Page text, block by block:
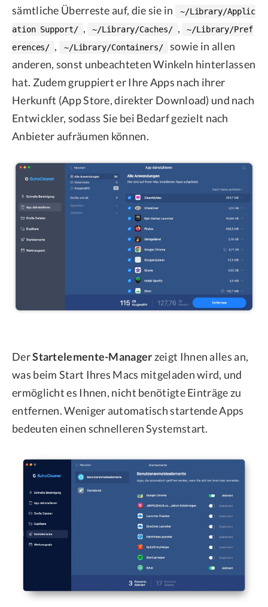
sämtliche Überreste auf, die sie in
~/Library/Applic
ation Support/ , ~/Library/Caches/ ,
~/Library/Pref
erences/ , ~/Library/Containers/
sowie in allen
anderen, sonst unbeachteten Winkeln hinterlassen
hat. Zudem gruppiert er Ihre Apps nach ihrer
Herkunft (App Store, direkter Download) und nach
Entwickler, sodass Sie bei Bedarf gezielt nach
Anbieter aufräumen können.
DerStartelemente-Manager zeigt Ihnen alles an,
was beim Start Ihres Macs mitgeladen wird, und
ermöglicht es Ihnen, nicht benötigte Einträge zu
entfernen. Weniger automatisch startende Apps
bedeuten einen schnelleren Systemstart.